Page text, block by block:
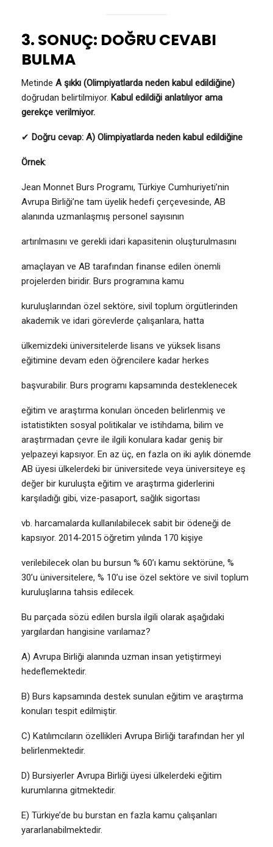
3. SONUÇ: DOĞRU CEVABI
BULMA
Metinde A şıkkı (Olimpiyatlarda neden kabul edildiğine)
doğrudan belirtilmiyor. Kabul edildiği anlatılıyor ama
gerekçe verilmiyor.
✔ Doğru cevap: A) Olimpiyatlarda neden kabul edildiğine
Örnek:
Jean Monnet Burs Programı, Türkiye Cumhuriyeti’nin
Avrupa Birliği’ne tam üyelik hedefi çerçevesinde, AB
alanında uzmanlaşmış personel sayısının
artırılmasını ve gerekli idari kapasitenin oluşturulmasını
amaçlayan ve AB tarafından finanse edilen önemli
projelerden biridir. Burs programına kamu
kuruluşlarından özel sektöre, sivil toplum örgütlerinden
akademik ve idari görevlerde çalışanlara, hatta
ülkemizdeki üniversitelerde lisans ve yüksek lisans
eğitimine devam eden öğrencilere kadar herkes
başvurabilir. Burs programı kapsamında desteklenecek
eğitim ve araştırma konuları önceden belirlenmiş ve
istatistikten sosyal politikalar ve istihdama, bilim ve
araştırmadan çevre ile ilgili konulara kadar geniş bir
yelpazeyi kapsıyor. En az üç, en fazla on iki aylık dönemde
AB üyesi ülkelerdeki bir üniversitede veya üniversiteye eş
değer bir kuruluşta eğitim ve araştırma giderlerini
karşıladığı gibi, vize-pasaport, sağlık sigortası
vb. harcamalarda kullanılabilecek sabit bir ödeneği de
kapsıyor. 2014-2015 öğretim yılında 170 kişiye
verilebilecek olan bu bursun % 60’ı kamu sektörüne, %
30’u üniversitelere, % 10’u ise özel sektöre ve sivil toplum
kuruluşlarına tahsis edilecek.
Bu parçada sözü edilen bursla ilgili olarak aşağıdaki
yargılardan hangisine varılamaz?
A) Avrupa Birliği alanında uzman insan yetiştirmeyi
hedeflemektedir.
B) Burs kapsamında destek sunulan eğitim ve araştırma
konuları tespit edilmiştir.
C) Katılımcıların özellikleri Avrupa Birliği tarafından her yıl
belirlenmektedir.
D) Bursiyerler Avrupa Birliği üyesi ülkelerdeki eğitim
kurumlarına gitmektedir.
E) Türkiye’de bu burstan en fazla kamu çalışanları
yararlanabilmektedir.